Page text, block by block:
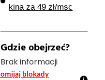
kina za 49 zł/msc
Gdzie obejrzeć?
Brak informacji
omijaj blokady